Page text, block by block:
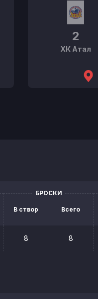
2
ХК Атал
БРОСКИ
В створ Всего
8 8